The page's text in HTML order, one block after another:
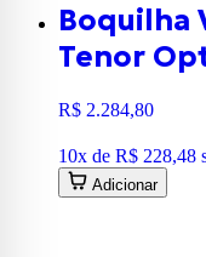
Boquilha
Tenor
R$ 2.284,80
10x de R$ 228,48
Adicionar